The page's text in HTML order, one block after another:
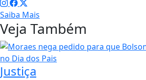
Saiba Mais
Veja Também
Justiça